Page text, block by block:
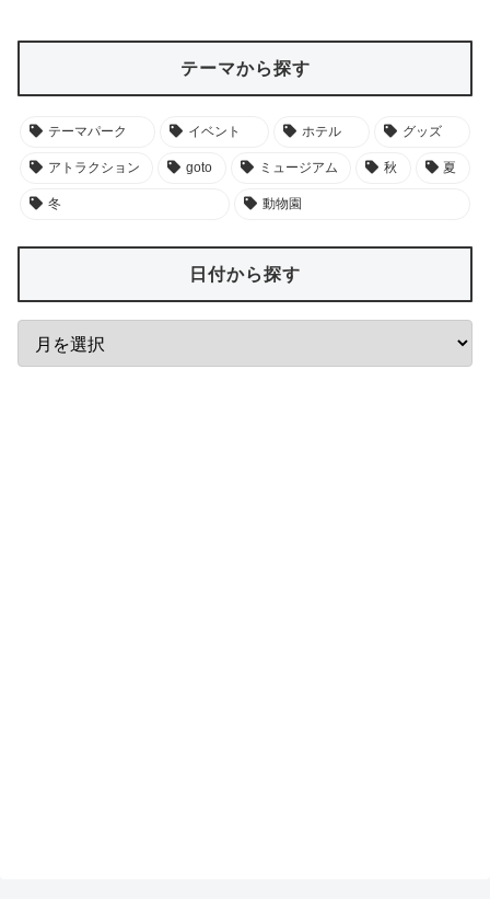
テーマから探す
テーマパーク イベント ホテル グッズ
アトラクション goto ミュージアム 秋 夏
冬 動物園
日付から探す